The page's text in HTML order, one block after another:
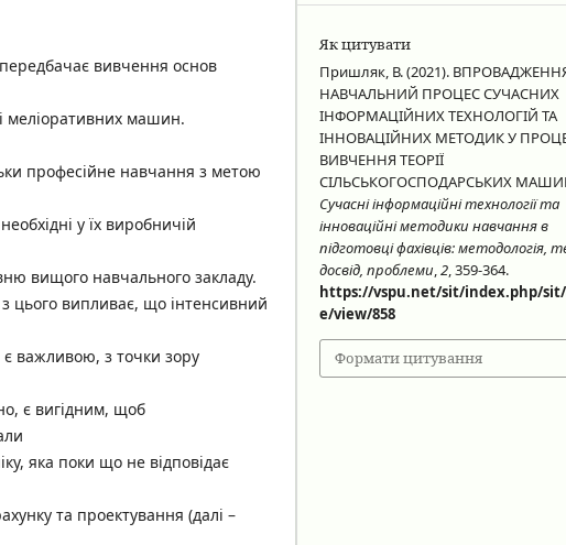
вивчення основ
меліоративних машин.
професійне навчання з метою
у їх виробничій
вищого навчального закладу.
цього випливає, що інтенсивний
є важливою, з точки зору
є вигідним, щоб
яка поки що не відповідає
та проектування (далі –
Як цитувати
Пришляк, В. (2021).
НАВЧАЛЬНИЙ ПРОЦЕС СУЧАСНИХ
ІНФОРМАЦІЙНИХ ТЕХНОЛОГІЙ ТА
ІННОВАЦІЙНИХ МЕТОДИК У
ВИВЧЕННЯ ТЕОРІЇ
СІЛЬСЬКОГОСПОДАРСЬКИХ
Сучасні інформаційні технології та
інноваційні методики навчання в
підготовці фахівців: методологія,
досвід, проблеми,2, 359-364.
https://vspu.net/sit/index.php/
e/view/858
Формати цитування